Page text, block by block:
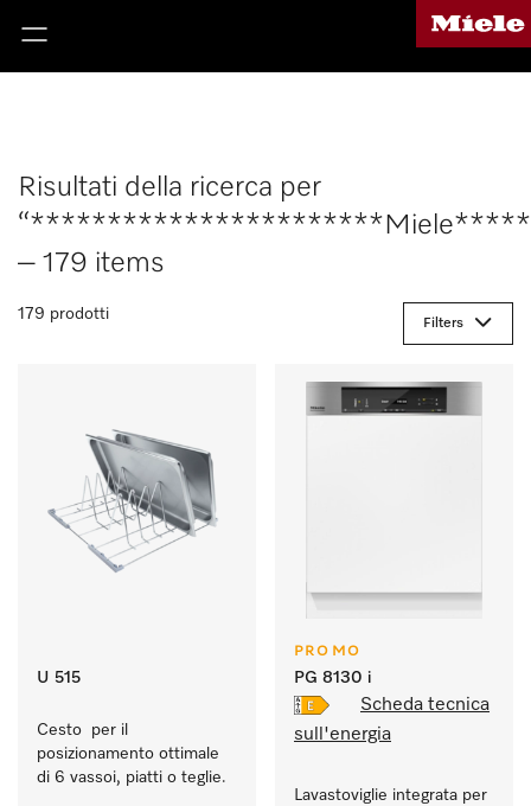
Risultati della ricerca per
– 179 items
179 prodotti
Filters
U 515
Cesto  per il
posizionamento ottimale
di 6 vassoi, piatti o teglie.
PROMO
PG 8130 i
Scheda tecnica
sull'energia
Lavastoviglie integrata per